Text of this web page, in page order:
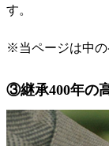
す。
※当ページは中の
③継承400年の